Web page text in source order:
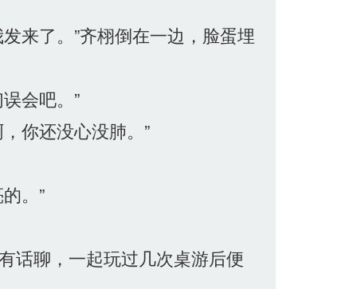
来了。”齐栩倒在一边，脸蛋埋
会吧。”
你还没心没肺。”
。”
话聊，一起玩过几次桌游后便